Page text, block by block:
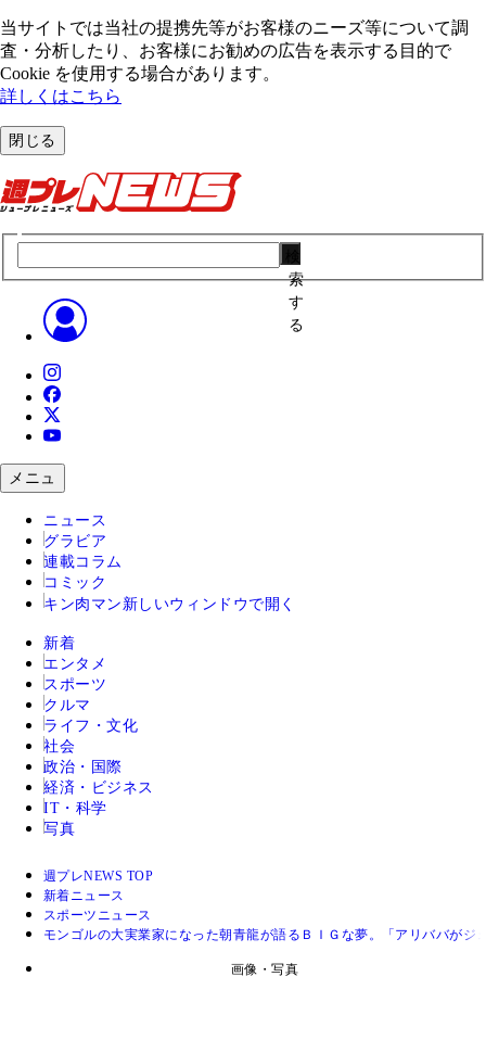
当サイトでは当社の提携先等がお客様のニーズ等について調
査・分析したり、お客様にお勧めの広告を表⽰する⽬的で
Cookie を使⽤する場合があります。
詳しくはこちら
閉じる
索
す
る
メニュ
ニュース
グラビア
連載コラム
コミック
キン肉マン 新しいウィンドウで開く
新着
エンタメ
スポーツ
クルマ
ライフ・文化
社会
政治・国際
経済・ビジネス
IT・科学
写真
週プレNEWS TOP
新着ニュース
スポーツニュース
モンゴルの大実業家になった朝青龍が語るＢＩＧな夢。「アリババが
画像・写真